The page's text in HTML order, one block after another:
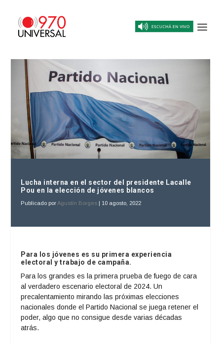
Lucha interna en el sector del presidente Lacalle
Pou en la elección de jóvenes blancos
Publicado porAgustín Borges | 10 agosto, 2022
Para los jóvenes es su primera experiencia
electoral y trabajo de campaña.
Para los grandes es la primera prueba de fuego de cara
al verdadero escenario electoral de 2024. Un
precalentamiento mirando las próximas elecciones
nacionales donde el Partido Nacional se juega retener el
poder, algo que no consigue desde varias décadas
atrás.